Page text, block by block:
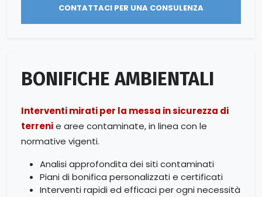
CONTATTACI PER UNA CONSULENZA
BONIFICHE AMBIENTALI
Interventi mirati per la messa in sicurezza di
terrenie aree contaminate, in linea con le
normative vigenti.
Analisi approfondita dei siti contaminati
Piani di bonifica personalizzati e certificati
Interventi rapidi ed efficaci per ogni necessità